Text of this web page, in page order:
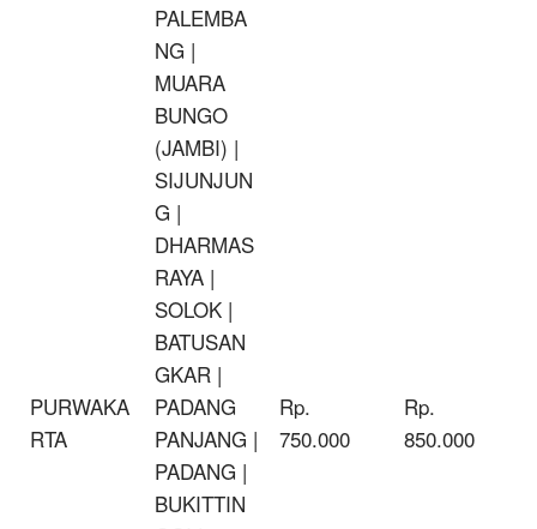
PURWAKA
RTA
PALEMBA
NG |
MUARA
BUNGO
(JAMBI) |
SIJUNJUN
G |
DHARMAS
RAYA |
SOLOK |
BATUSAN
GKAR |
PADANG
PANJANG |
PADANG |
BUKITTIN
Rp.
750.000
Rp.
850.000